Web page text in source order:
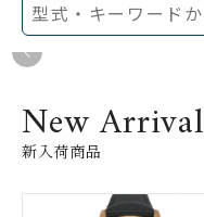
New Arrival
新入荷商品